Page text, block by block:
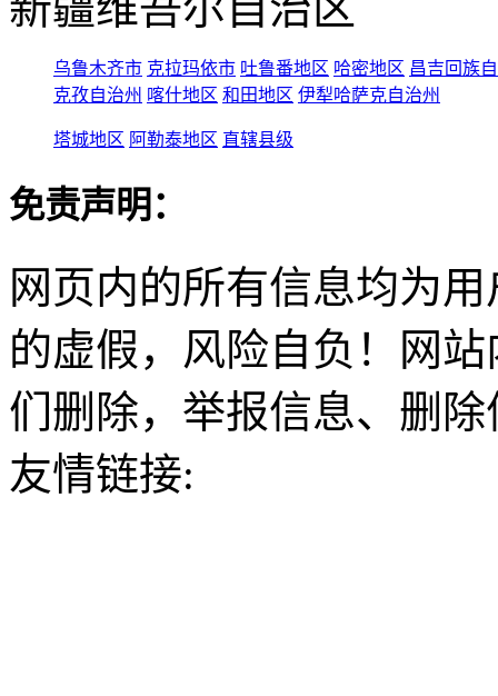
乌鲁木齐市 克拉玛依市 吐鲁番地区 哈密地区 昌吉回族
克孜自治州 喀什地区 和田地区 伊犁哈萨克自治州
塔城地区 阿勒泰地区 直辖县级
免责声明：
网页内的所有信息均为
的虚假，风险自负！网
们删除，举报信息、删
友情链接: